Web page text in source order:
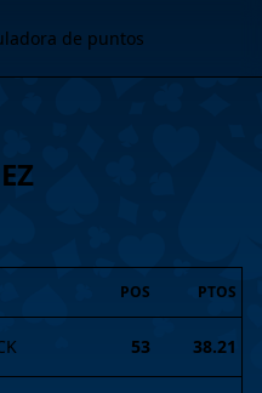
de puntos
POS PTOS
53 38.21